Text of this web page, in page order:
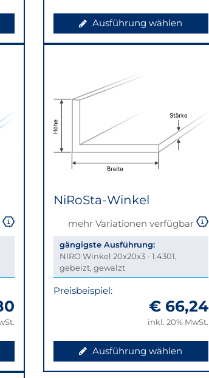
Ausführung wählen
NiRoSta-Winkel
mehr Variationen verfügbar
gängigste Ausführung:
NIRO Winkel 20x20x3 - 1.4301,
gebeizt, gewalzt
Preisbeispiel:
€ 66,24
inkl. 20% MwSt.
Ausführung wählen